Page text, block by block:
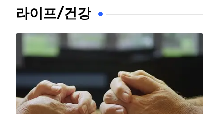
라이프/건강